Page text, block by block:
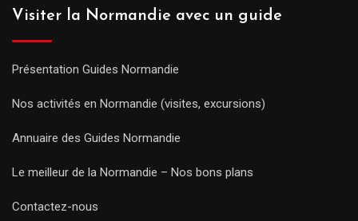
Visiter la Normandie avec un guide
Présentation Guides Normandie
Nos activités en Normandie (visites, excursions)
Annuaire des Guides Normandie
Le meilleur de la Normandie – Nos bons plans
Contactez-nous